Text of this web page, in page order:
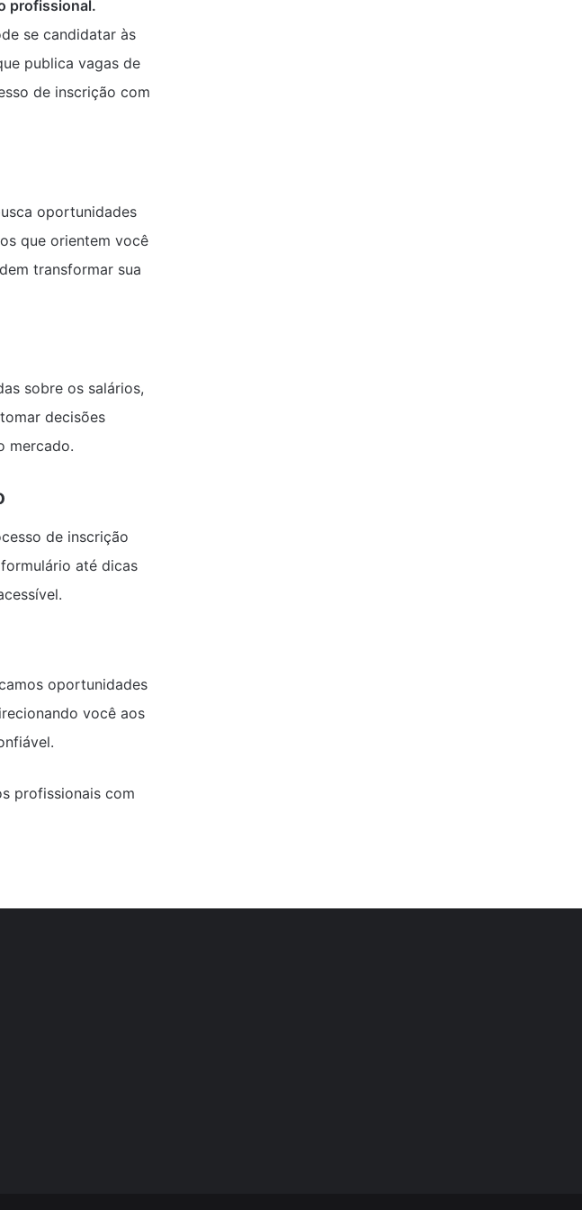
profissional.
se candidatar às
publica vagas de
de inscrição com
oportunidades
que orientem você
transformar sua
sobre os salários,
decisões
mercado.
de inscrição
até dicas
oportunidades
você aos
profissionais com